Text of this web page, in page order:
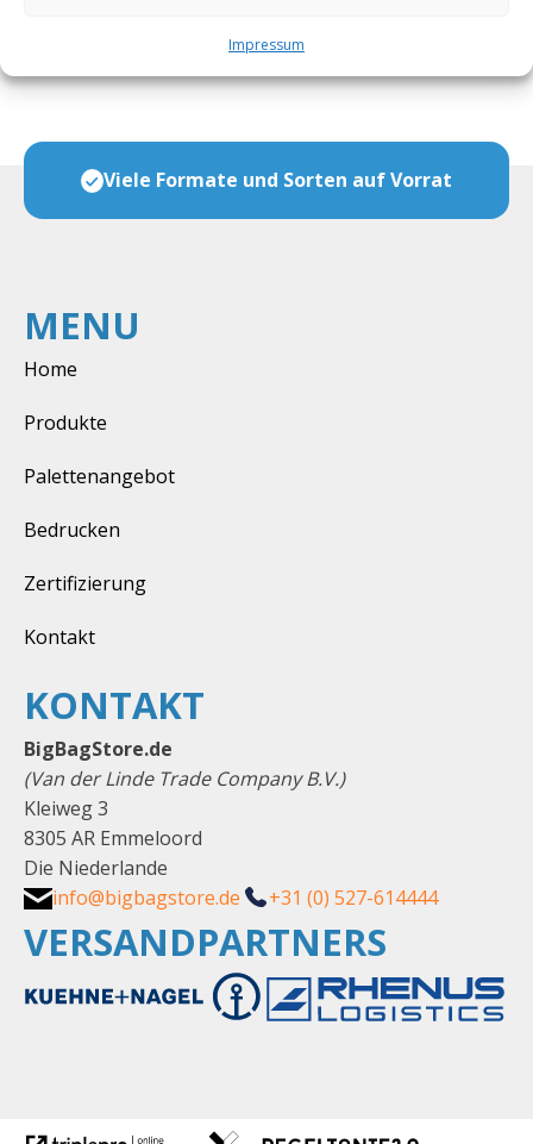
Impressum
Katastrophen kaufen und nutzen können.
Viele Formate und Sorten auf Vorrat
MENU
Home
Produkte
Palettenangebot
Bedrucken
Zertifizierung
Kontakt
VERSANDPARTNERS
KONTAKT
BigBagStore.de
(Van der Linde Trade Company B.V.)
Kleiweg 3
8305 AR Emmeloord
Die Niederlande
info@bigbagstore.de
+31 (0) 527-614444